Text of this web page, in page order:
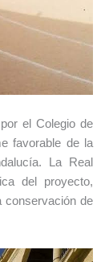
el Colegio de
favorable de la
La Real
del proyecto,
conservación de